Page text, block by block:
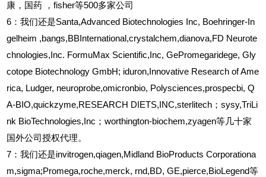
康，国药
，fisher等500多家公司
6 ：我们还是Santa,Advanced Biotechnologies Inc, Boehringer-In
gelheim ,bangs,BBInternational,crystalchem,dianova,FD Neurote
chnologies,Inc. FormuMax Scientific,Inc, GePromegaridege, Gly
cotope Biotechnology GmbH; iduron,Innovative Research of Ame
rica, Ludger, neuroprobe,omicronbio, Polysciences,prospecbi, Q
A-BIO,quickzyme,RESEARCH DIETS,INC,sterlitech；sysy,TriLi
nk BioTechnologies,Inc；worthington-biochem,zyagen等几十家
国外公司授权代理。
7：我们还是invitrogen,qiagen,Midland BioProducts Corporationa
m,sigma;Promega,roche,merck, rnd,BD, GE,pierce,BioLegend等